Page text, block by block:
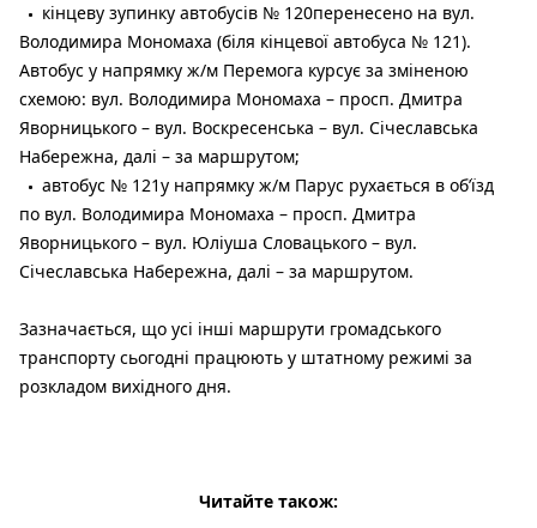
кінцеву зупинку автобусів № 120перенесено на вул.
Володимира Мономаха (біля кінцевої автобуса № 121).
Автобус у напрямку ж/м Перемога курсує за зміненою
схемою: вул. Володимира Мономаха – просп. Дмитра
Яворницького – вул. Воскресенська – вул. Січеславська
Набережна, далі – за маршрутом;
автобус № 121у напрямку ж/м Парус рухається в об’їзд
по вул. Володимира Мономаха – просп. Дмитра
Яворницького – вул. Юліуша Словацького – вул.
Січеславська Набережна, далі – за маршрутом.
Зазначається, що усі інші маршрути громадського
транспорту сьогодні працюють у штатному режимі за
розкладом вихідного дня.
Читайте також: